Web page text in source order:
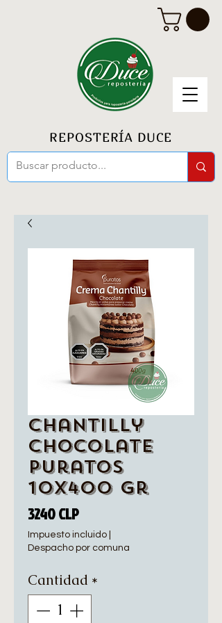
REPOSTERÍA DUCE
Chantilly
Chocolate
Puratos
10x400 gr
3240 CLPPrecio
Impuesto incluido
Despacho por comuna
Cantidad *